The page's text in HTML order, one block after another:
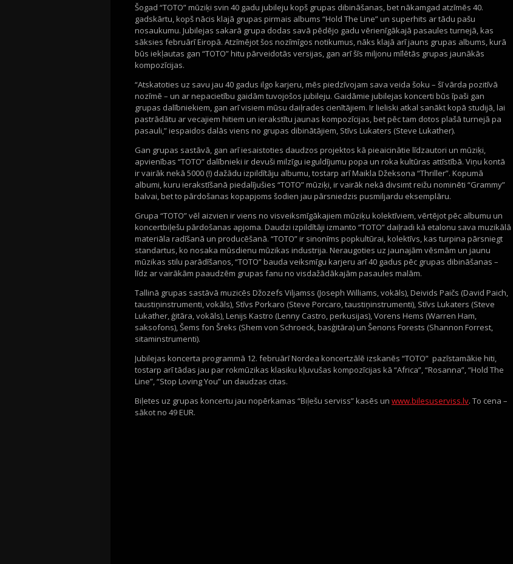
Šogad “TOTO” mūziķi svin 40 gadu jubileju kopš grupas dibināšanas, bet nākamgad atzīmēs 40.
gadskārtu, kopš nācis klajā grupas pirmais albums “Hold The Line” un superhits ar tādu pašu
nosaukumu. Jubilejas sakarā grupa dodas savā pēdējo gadu vērienīgākajā pasaules turnejā, kas
sāksies februārī Eiropā. Atzīmējot šos nozīmīgos notikumus, nāks klajā arī jauns grupas albums, kurā
būs iekļautas gan “TOTO” hitu pārveidotās versijas, gan arī šīs miljonu mīlētās grupas jaunākās
kompozīcijas.
“Atskatoties uz savu jau 40 gadus ilgo karjeru, mēs piedzīvojam sava veida šoku – šī vārda pozitīvā
nozīmē – un ar nepacietību gaidām tuvojošos jubileju. Gaidāmie jubilejas koncerti būs īpaši gan
grupas dalībniekiem, gan arī visiem mūsu daiļrades cienītājiem. Ir lieliski atkal sanākt kopā studijā, lai
pastrādātu ar vecajiem hitiem un ierakstītu jaunas kompozīcijas, bet pēc tam dotos plašā turnejā pa
pasauli,” iespaidos dalās viens no grupas dibinātājiem, Stīvs Lukaters (Steve Lukather).
Gan grupas sastāvā, gan arī iesaistoties daudzos projektos kā pieaicinātie līdzautori un mūziķi,
apvienības “TOTO” dalībnieki ir devuši milzīgu ieguldījumu popa un roka kultūras attīstībā. Viņu kontā
ir vairāk nekā 5000 (!) dažādu izpildītāju albumu, tostarp arī Maikla Džeksona “Thriller”. Kopumā
albumi, kuru ierakstīšanā piedalījušies “TOTO” mūziķi, ir vairāk nekā divsimt reižu nominēti “Grammy”
balvai, bet to pārdošanas kopapjoms šodien jau pārsniedzis pusmiljardu eksemplāru.
Grupa “TOTO” vēl aizvien ir viens no visveiksmīgākajiem mūziķu kolektīviem, vērtējot pēc albumu un
koncertbiļešu pārdošanas apjoma. Daudzi izpildītāji izmanto “TOTO” daiļradi kā etalonu sava muzikālā
materiāla radīšanā un producēšanā. “TOTO” ir sinonīms popkultūrai, kolektīvs, kas turpina pārsniegt
standartus, ko nosaka mūsdienu mūzikas industrija. Neraugoties uz jaunajām vēsmām un jaunu
mūzikas stilu parādīšanos, “TOTO” bauda veiksmīgu karjeru arī 40 gadus pēc grupas dibināšanas –
līdz ar vairākām paaudzēm grupas fanu no visdažādākajām pasaules malām.
Tallinā grupas sastāvā muzicēs Džozefs Viljamss (Joseph Williams, vokāls), Deivids Paičs (David Paich,
taustiņinstrumenti, vokāls), Stīvs Porkaro (Steve Porcaro, taustiņinstrumenti), Stīvs Lukaters (Steve
Lukather, ģitāra, vokāls), Lenijs Kastro (Lenny Castro, perkusijas), Vorens Hems (Warren Ham,
saksofons), Šems fon Šreks (Shem von Schroeck, basģitāra) un Šenons Forests (Shannon Forrest,
sitaminstrumenti).
Jubilejas koncerta programmā 12. februārī Nordea koncertzālē izskanēs “TOTO” pazīstamākie hiti,
tostarp arī tādas jau par rokmūzikas klasiku kļuvušas kompozīcijas kā “Africa”, “Rosanna”, “Hold The
Line”, “Stop Loving You” un daudzas citas.
Biļetes uz grupas koncertu jau nopērkamas “Biļešu serviss” kasēs un www.bilesuserviss.lv. To cena –
sākot no 49 EUR.